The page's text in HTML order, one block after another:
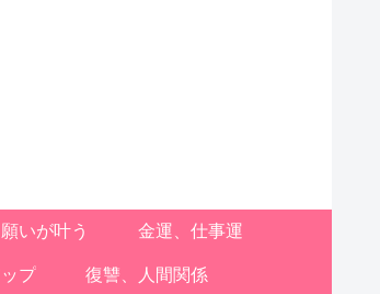
願いが叶う 金運、仕事運
プ 復讐、人間関係